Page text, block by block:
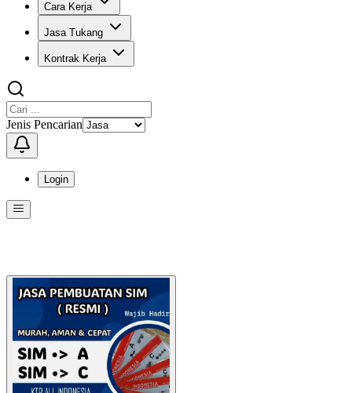
Cara Kerja
Jasa Tukang
Kontrak Kerja
Jenis Pencarian
Login
Menu ini berisi navigasi untuk mengakses fitur-fitur di KangPro